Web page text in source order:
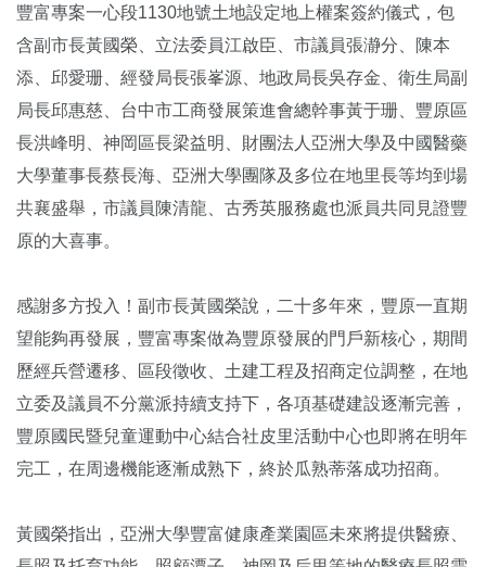
豐富專案一心段1130地號土地設定地上權案簽約儀式，包
含副市長黃國榮、立法委員江啟臣、市議員張瀞分、陳本
添、邱愛珊、經發局長張峯源、地政局長吳存金、衛生局副
局長邱惠慈、台中市工商發展策進會總幹事黃于珊、豐原區
長洪峰明、神岡區長梁益明、財團法人亞洲大學及中國醫藥
大學董事長蔡長海、亞洲大學團隊及多位在地里長等均到場
共襄盛舉，市議員陳清龍、古秀英服務處也派員共同見證豐
原的大喜事。
感謝多方投入！副市長黃國榮說，二十多年來，豐原一直期
望能夠再發展，豐富專案做為豐原發展的門戶新核心，期間
歷經兵營遷移、區段徵收、土建工程及招商定位調整，在地
立委及議員不分黨派持續支持下，各項基礎建設逐漸完善，
豐原國民暨兒童運動中心結合社皮里活動中心也即將在明年
完工，在周邊機能逐漸成熟下，終於瓜熟蒂落成功招商。
黃國榮指出，亞洲大學豐富健康產業園區未來將提供醫療、